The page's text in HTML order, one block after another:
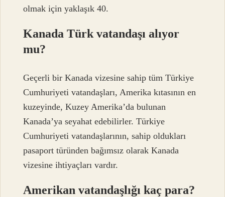
olmak için yaklaşık 40.
Kanada Türk vatandaşı alıyor
mu?
Geçerli bir Kanada vizesine sahip tüm Türkiye
Cumhuriyeti vatandaşları, Amerika kıtasının en
kuzeyinde, Kuzey Amerika’da bulunan
Kanada’ya seyahat edebilirler. Türkiye
Cumhuriyeti vatandaşlarının, sahip oldukları
pasaport türünden bağımsız olarak Kanada
vizesine ihtiyaçları vardır.
Amerikan vatandaşlığı kaç para?